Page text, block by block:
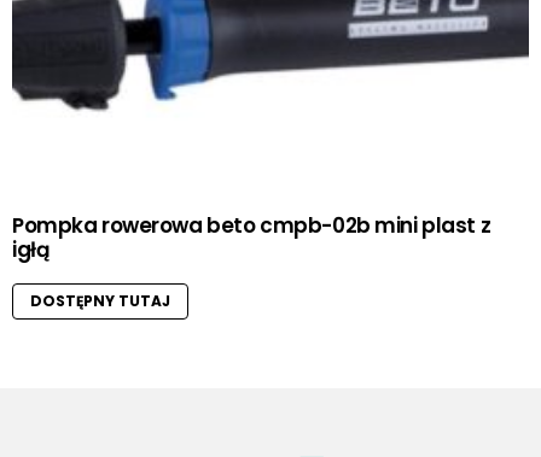
Pompka rowerowa beto cmpb-02b mini plast z
igłą
DOSTĘPNY TUTAJ